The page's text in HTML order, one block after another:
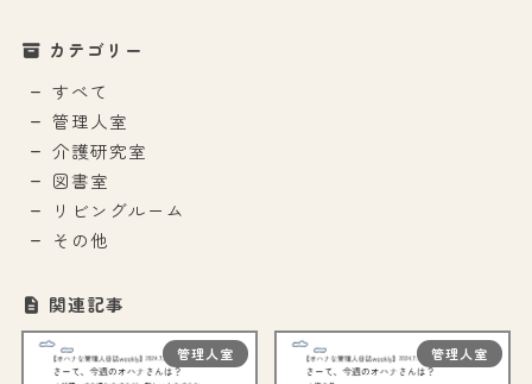
カテゴリー
すべて
管理人室
介護研究室
図書室
リビングルーム
その他
関連記事
管理人室 管理人室